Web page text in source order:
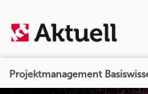
Projektmanagement